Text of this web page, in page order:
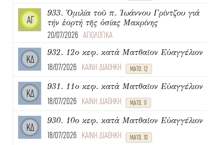
ΑΓ
933. Ὁμιλία τοῦ π. Ἰωάννου Γρίντζου γιά
τήν ἑορτή τῆς ὁσίας Μακρίνης
20/07/2026 ΑΓΙΟΛΟΓΙΚΑ
ΚΔ
932. 12ο κεφ. κατὰ Ματθαῖον Εὐαγγέλιον
18/07/2026 ΚΑΙΝΗ ΔΙΑΘΗΚΗ ΜΑΤΘ. 12
ΚΔ
931. 11ο κεφ. κατὰ Ματθαῖον Εὐαγγέλιον
18/07/2026 ΚΑΙΝΗ ΔΙΑΘΗΚΗ ΜΑΤΘ. 11
ΚΔ
930. 10ο κεφ. κατὰ Ματθαῖον Εὐαγγέλιον
18/07/2026 ΚΑΙΝΗ ΔΙΑΘΗΚΗ ΜΑΤΘ. 10